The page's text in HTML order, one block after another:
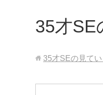
35才SE
35才SEの見て